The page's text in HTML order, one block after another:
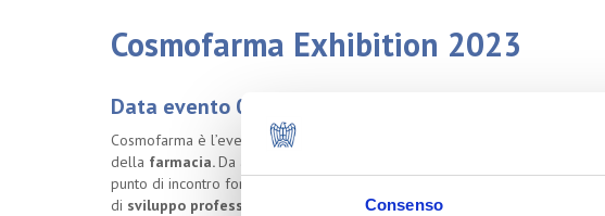
Consenso
Cosmofarma Exhibition 2023
Data evento 05/05/2023
Cosmofarma è l’evento leader nell’ambito dell’
della farmacia.Da anni un appuntamento imprescindibile per il settore
punto di incontro fondamentale tra l’industria e il farmacista. Crea spunti di
di sviluppo professionale, contenuti innovativi